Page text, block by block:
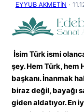
EYYUB AKMETİN ·
İsim Türk ismi
şey. Hem Türk, hem
başkanı. İnanmak
biraz değil, bayağı
giden aldatıyor. En